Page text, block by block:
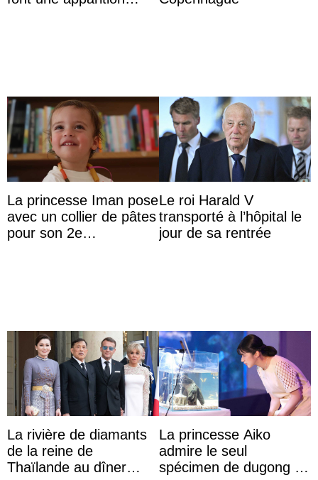
La princesse Iman pose
avec un collier de pâtes
pour son 2e
Le roi Harald V
transporté à l’hôpital le
jour de sa rentrée
La rivière de diamants
de la reine de
Thaïlande au dîner
La princesse Aiko
admire le seul
spécimen de dugong en